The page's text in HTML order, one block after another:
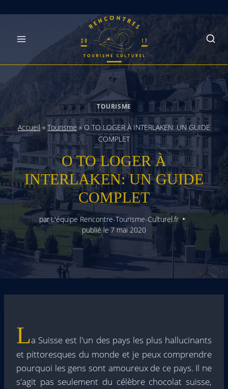
TOURISME
Accueil»Tourisme»O TO LOGER À INTERLAKEN: UN GUIDE
COMPLET
O TO LOGER À
INTERLAKEN: UN GUIDE
COMPLET
parL'équipe Rencontre-Tourisme-Culturel.fr
publié le7 mai 2020
La Suisse est l'un des pays les plus hallucinants
et pittoresques du monde et je peux comprendre
pourquoi les gens sont amoureux de ce pays. Il ne
s'agit pas seulement du célèbre chocolat suisse,